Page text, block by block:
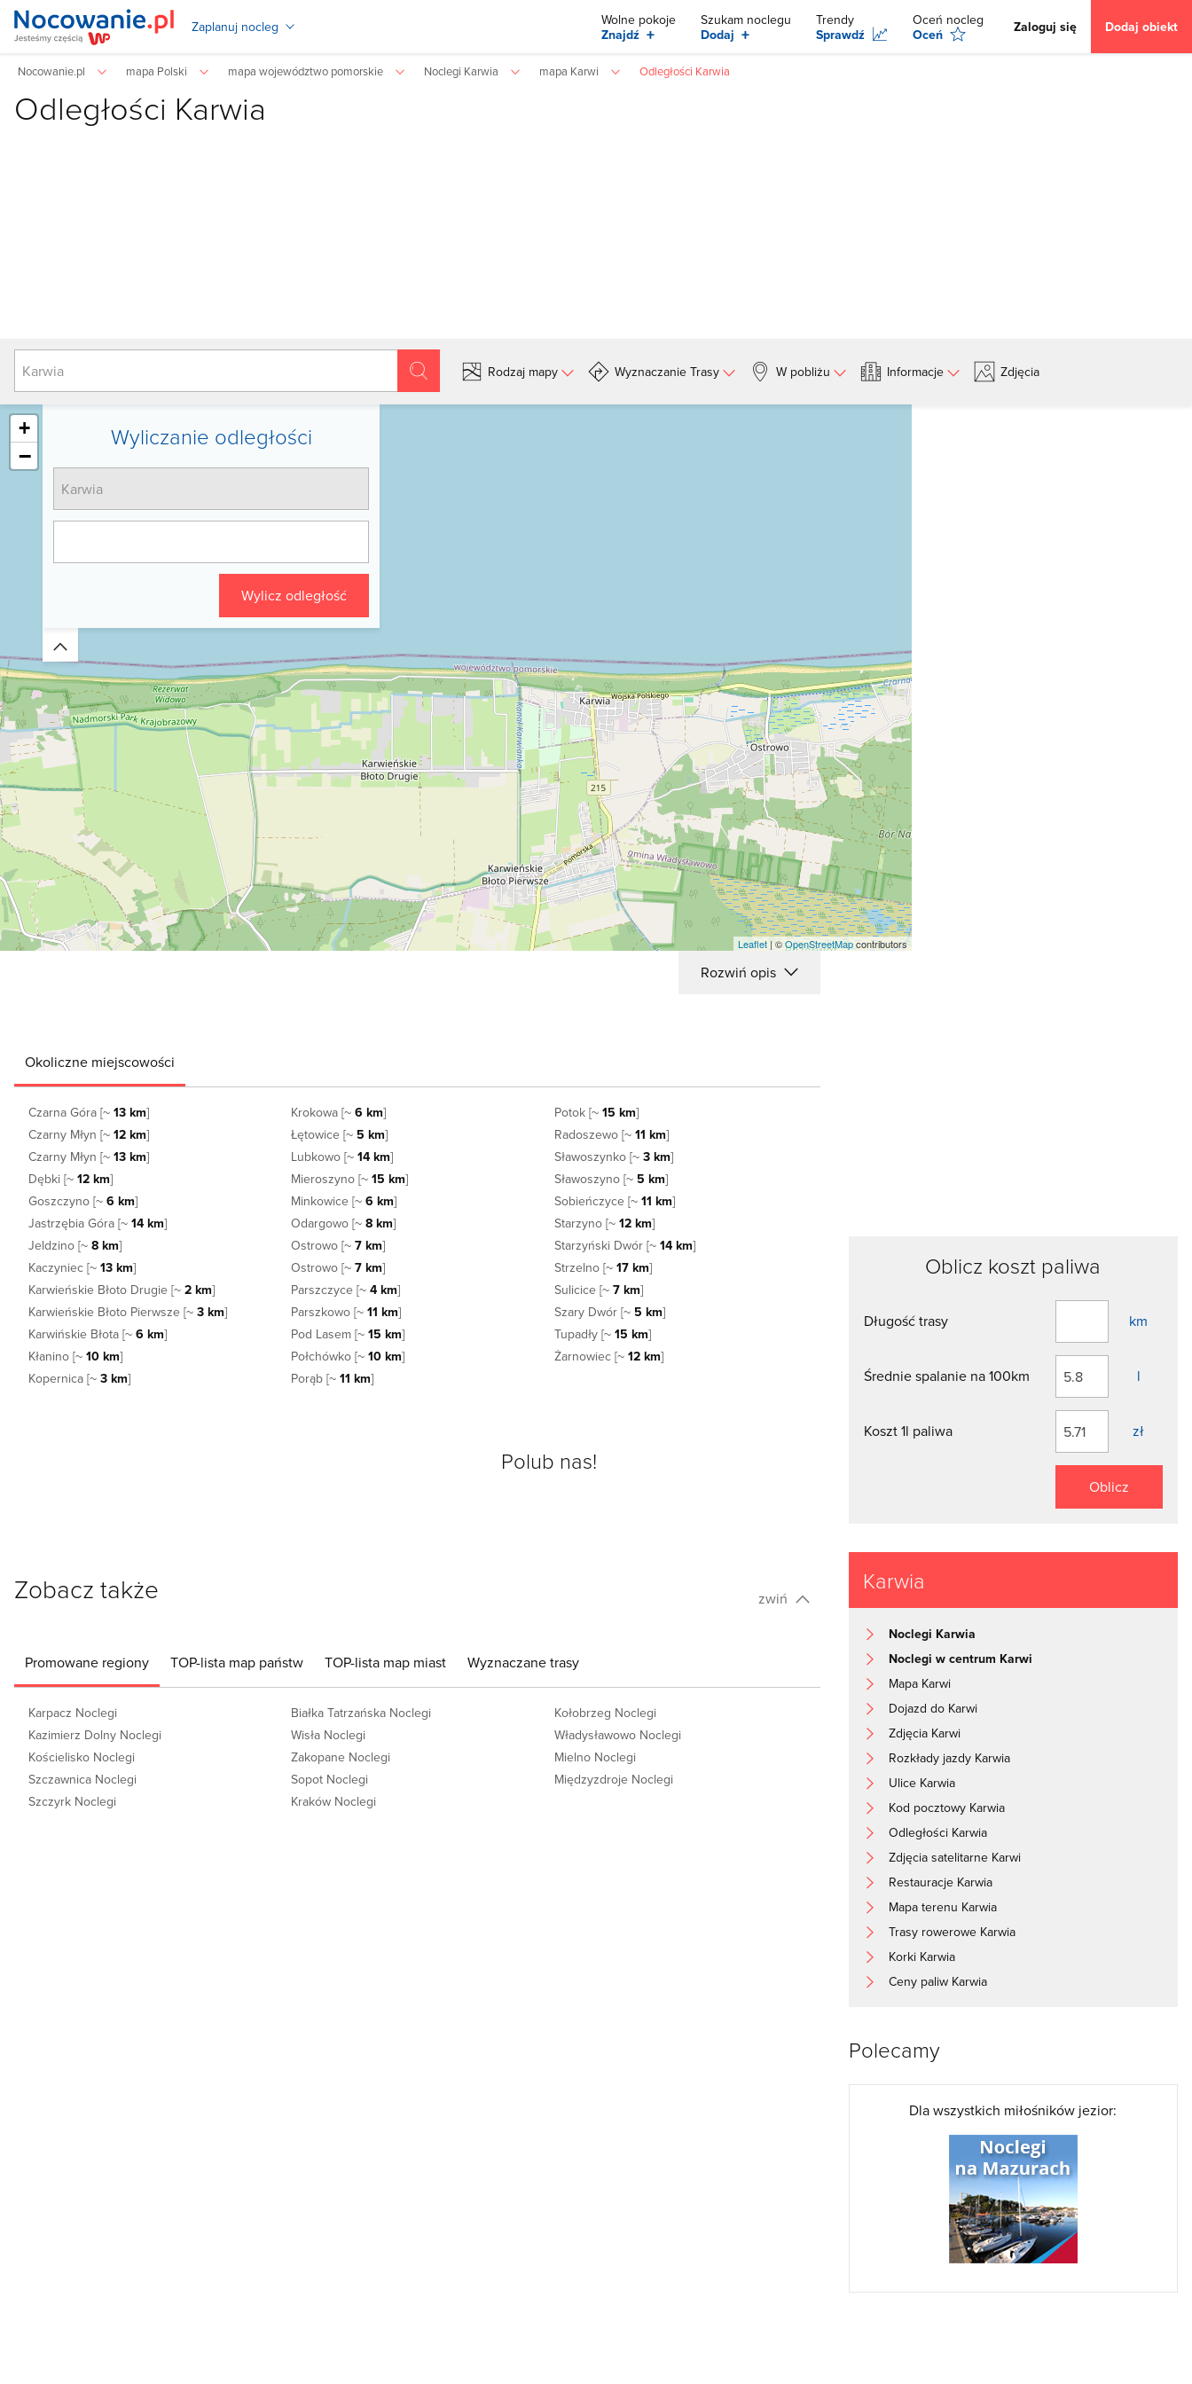
Zaplanuj nocleg
Wolne pokoje
Znajdź +
Szukam noclegu
Dodaj +
Trendy
Sprawdź
Oceń nocleg
Oceń
Zaloguj się Dodaj obiekt
Nocowanie.pl mapa Polski mapa województwo pomorskie Noclegi Karwia mapa Karwi Odległości Karwia
Odległości Karwia
Szukaj
Rodzaj mapy Wyznaczanie Trasy W pobliżu Informacje Zdjęcia
Wyliczanie odległości
Wylicz odległość
Zwiń/rozwiń
+
−
Leaflet| ©OpenStreetMapcontributors
Rozwiń opis
Okoliczne miejscowości
Czarna Góra [~ 13 km]
Czarny Młyn [~ 12 km]
Czarny Młyn [~ 13 km]
Dębki [~ 12 km]
Goszczyno [~ 6 km]
Jastrzębia Góra [~ 14 km]
Jeldzino [~ 8 km]
Kaczyniec [~ 13 km]
Karwieńskie Błoto Drugie [~ 2 km]
Karwieńskie Błoto Pierwsze [~ 3 km]
Karwińskie Błota [~ 6 km]
Kłanino [~ 10 km]
Kopernica [~ 3 km]
Krokowa [~6 km]
Łętowice [~5 km]
Lubkowo [~14 km]
Mieroszyno [~15 km]
Minkowice [~6 km]
Odargowo [~8 km]
Ostrowo [~7 km]
Ostrowo [~7 km]
Parszczyce [~4 km]
Parszkowo [~11 km]
Pod Lasem [~15 km]
Połchówko [~10 km]
Porąb [~11 km]
Potok [~ 15 km]
Radoszewo [~ 11 km]
Sławoszynko [~ 3 km]
Sławoszyno [~ 5 km]
Sobieńczyce [~ 11 km]
Starzyno [~ 12 km]
Starzyński Dwór [~ 14 km]
Strzelno [~ 17 km]
Sulicice [~ 7 km]
Szary Dwór [~ 5 km]
Tupadły [~ 15 km]
Żarnowiec [~ 12 km]
Polub nas!
Zobacz także zwiń
Promowane regiony TOP-lista map państw TOP-lista map miast Wyznaczane trasy
Karpacz Noclegi
Kazimierz Dolny Noclegi
Kościelisko Noclegi
Szczawnica Noclegi
Szczyrk Noclegi
Białka Tatrzańska Noclegi
Wisła Noclegi
Zakopane Noclegi
Sopot Noclegi
Kraków Noclegi
Kołobrzeg Noclegi
Władysławowo Noclegi
Mielno Noclegi
Międzyzdroje Noclegi
Oblicz koszt paliwa
Długość trasy km
Średnie spalanie na 100km l
Koszt 1l paliwa zł
Oblicz
Karwia
Noclegi Karwia
Noclegi w centrum Karwi
Mapa Karwi
Dojazd do Karwi
Zdjęcia Karwi
Rozkłady jazdy Karwia
Ulice Karwia
Kod pocztowy Karwia
Odległości Karwia
Zdjęcia satelitarne Karwi
Restauracje Karwia
Mapa terenu Karwia
Trasy rowerowe Karwia
Korki Karwia
Ceny paliw Karwia
Polecamy
Dla wszystkich miłośników jezior: